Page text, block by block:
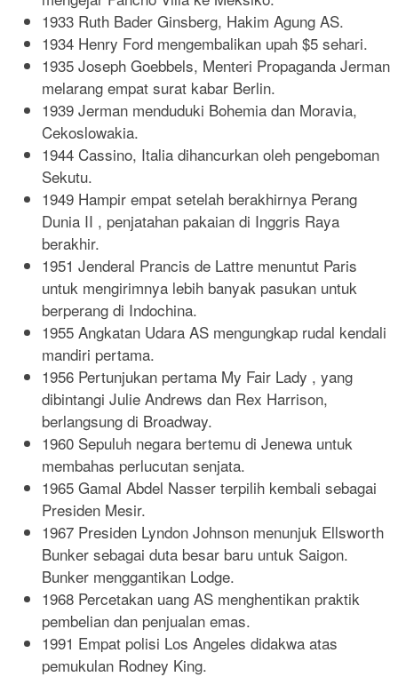
1933 Ruth Bader Ginsberg, Hakim Agung AS.
1934 Henry Ford mengembalikan upah $5 sehari.
1935 Joseph Goebbels, Menteri Propaganda Jerman
melarang empat surat kabar Berlin.
1939 Jerman menduduki Bohemia dan Moravia,
Cekoslowakia.
1944 Cassino, Italia dihancurkan oleh pengeboman
Sekutu.
1949 Hampir empat setelah berakhirnya Perang
Dunia II , penjatahan pakaian di Inggris Raya
berakhir.
1951 Jenderal Prancis de Lattre menuntut Paris
untuk mengirimnya lebih banyak pasukan untuk
berperang di Indochina.
1955 Angkatan Udara AS mengungkap rudal kendali
mandiri pertama.
1956 Pertunjukan pertama My Fair Lady , yang
dibintangi Julie Andrews dan Rex Harrison,
berlangsung di Broadway.
1960 Sepuluh negara bertemu di Jenewa untuk
membahas perlucutan senjata.
1965 Gamal Abdel Nasser terpilih kembali sebagai
Presiden Mesir.
1967 Presiden Lyndon Johnson menunjuk Ellsworth
Bunker sebagai duta besar baru untuk Saigon.
Bunker menggantikan Lodge.
1968 Percetakan uang AS menghentikan praktik
pembelian dan penjualan emas.
1991 Empat polisi Los Angeles didakwa atas
pemukulan Rodney King.